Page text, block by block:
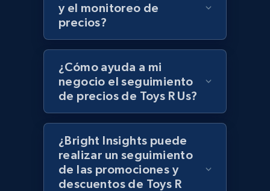
URL, Product id, Title, Product description,
Rating, Reviews count, Initial price, Discount,
and more.
1.3K+ 175+ Comenzar ahora
Zara - Products
Category id, Product id, Product name, Price,
Currency, Colour code, Colour, Description, and
y el monitoreo de
precios?
¿Cómo ayuda a mi
negocio el seguimiento
de precios de Toys R Us?
¿Bright Insights puede
realizar un seguimiento
de las promociones y
descuentos de Toys R